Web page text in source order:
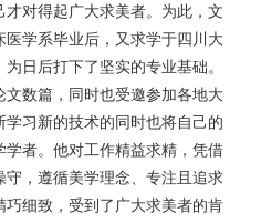
对得起广大求美者。为此，文
学系毕业后，又求学于四川大
日后打下了坚实的专业基础。
数篇，同时也受邀参加各地大
习新的技术的同时也将自己的
者。他对工作精益求精，凭借
，遵循美学理念、专注且追求
细致，受到了广大求美者的肯